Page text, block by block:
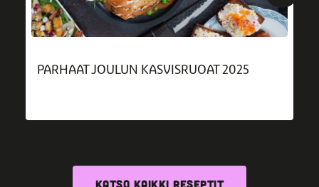
PARHAAT JOULUN KASVISRUOAT 2025
KATSO KAIKKI RESEPTIT